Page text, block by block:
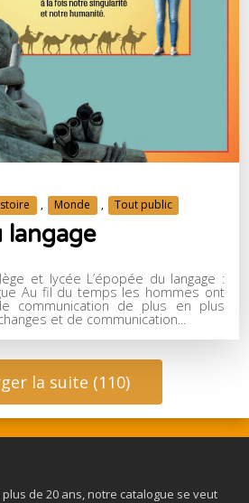
, Monde , Tout public
langage
et lycée L’épopée du langage :
Au fil du temps les hommes ont
communication de plus en plus
et de communication...
la suite (110)
de 20 ans, notre catalogue se veut